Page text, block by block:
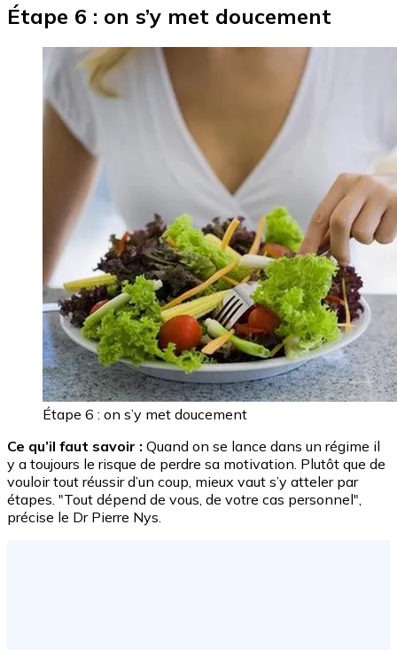
Étape 6 : on s’y met doucement
Étape 6 : on s’y met doucement
Ce qu’il faut savoir : Quand on se lance dans un régime il
y a toujours le risque de perdre sa motivation. Plutôt que de
vouloir tout réussir d’un coup, mieux vaut s’y atteler par
étapes. "Tout dépend de vous, de votre cas personnel",
précise le Dr Pierre Nys.